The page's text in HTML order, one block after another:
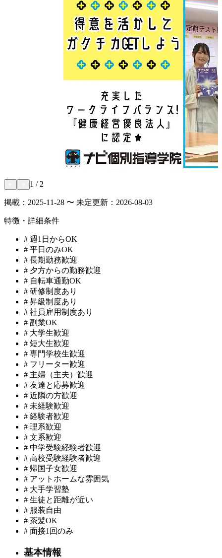
1 / 2
掲載： 2025-11-28 〜 未定更新： 2026-08-03
特徴・詳細条件
# 週1日からOK
# 平日のみOK
# 長期勤務歓迎
# 夕方からの勤務歓迎
# 自転車通勤OK
# 研修制度あり
# 昇級制度あり
# 社員雇用制度あり
# 副業OK
# 大学生歓迎
# 短大生歓迎
# 専門学校生歓迎
# フリーター歓迎
# 主婦（主夫）歓迎
# 友達と応募歓迎
# 近隣の方歓迎
# 未経験歓迎
# 経験者歓迎
# 理系歓迎
# 文系歓迎
# 中学受験経験者歓迎
# 高校受験経験者歓迎
# 帰国子女歓迎
# アットホームな雰囲気
# 大手学習塾
# 生徒と距離が近い
# 服装自由
# 茶髪OK
# 面接1回のみ
基本情報